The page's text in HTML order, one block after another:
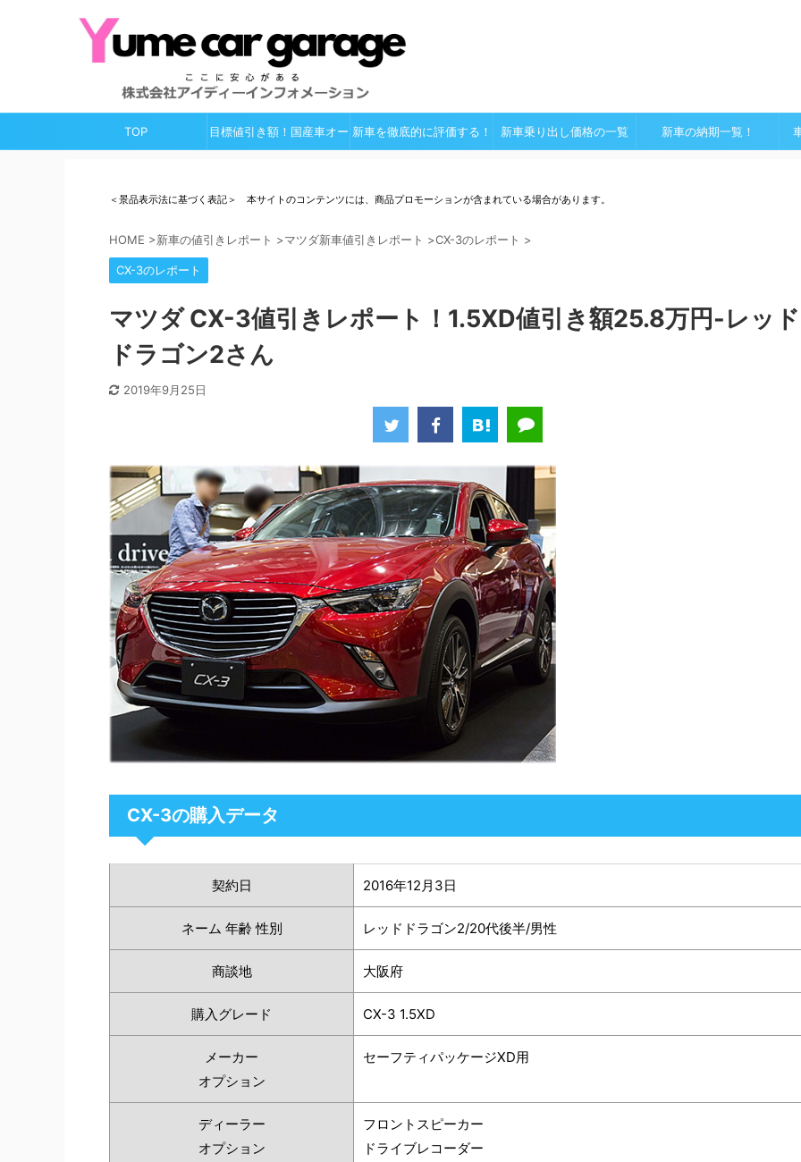
TOP 目標値引き額！国産車オー 新車を徹底的に評価する！ 新車乗り出し価格の一覧 新車の納期一覧！
＜景品表示法に基づく表記＞ 本サイトのコンテンツには、商品プロモーションが含まれている場合があります。
HOME >新車の値引きレポート >マツダ新車値引きレポート >CX-3のレポート >
CX-3のレポート
マツダ CX-3値引きレポート！1.5XD値引き額25.8万円-レッド
ドラゴン2さん
2019年9月25日
CX-3の購入データ
契約日 2016年12月3日
ネーム 年齢 性別 レッドドラゴン2/20代後半/男性
商談地 大阪府
購入グレード CX-3 1.5XD
メーカー
オプション
セーフティパッケージXD用
ディーラー
オプション
フロントスピーカー
ドライブレコーダー